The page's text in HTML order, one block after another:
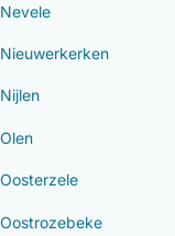
Nevele
Nieuwerkerken
Nijlen
Olen
Oosterzele
Oostrozebeke